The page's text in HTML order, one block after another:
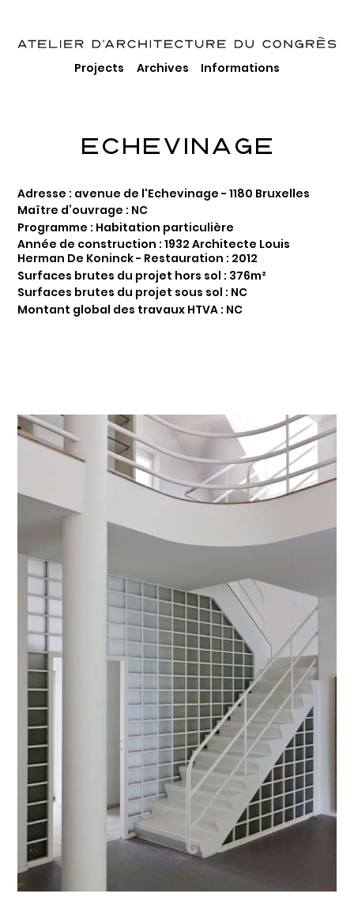
Projects Archives Informations
ECHEVINAGE
Adresse : avenue de l'Echevinage - 1180 Bruxelles
Maître d’ouvrage : NC
Programme : Habitation particulière
Année de construction : 1932 Architecte Louis
Herman De Koninck - Restauration : 2012
Surfaces brutes du projet hors sol : 376m²
Surfaces brutes du projet sous sol : NC
Montant global des travaux HTVA : NC